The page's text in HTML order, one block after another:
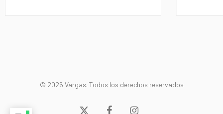
© 2026 Vargas. Todos los derechos reservados
x- facebookinstagram